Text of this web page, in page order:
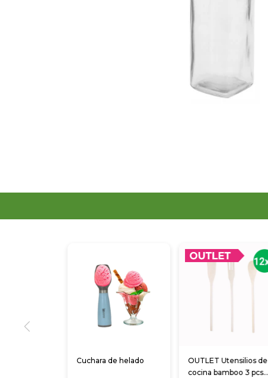
Cuchara de helado
OUTLET Utensilios de
cocina bamboo 3 pcs